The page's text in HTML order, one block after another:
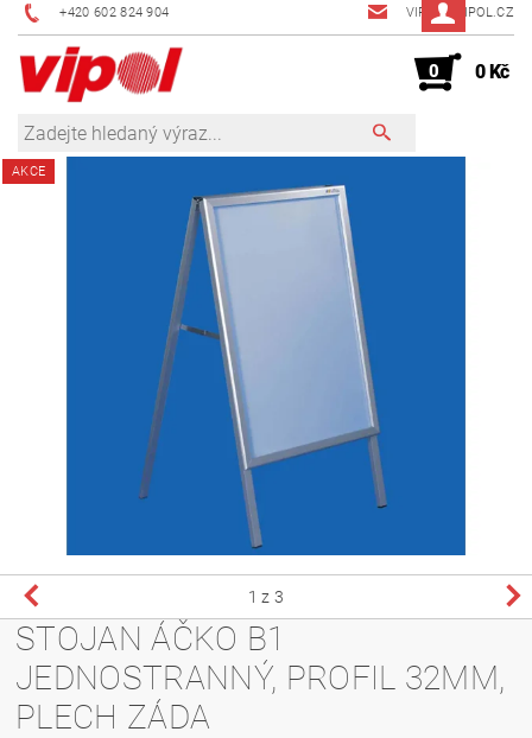
+420 602 824 904 VIPOL@VIPOL.CZ
0 0 Kč
AKCE
1 z 3
STOJAN ÁČKO B1
JEDNOSTRANNÝ, PROFIL 32MM,
PLECH ZÁDA